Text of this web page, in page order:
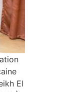
El